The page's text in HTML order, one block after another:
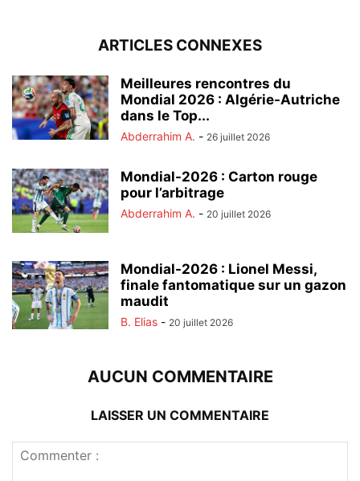
ARTICLES CONNEXES
Meilleures rencontres du
Mondial 2026 : Algérie-Autriche
dans le Top...
Abderrahim A. - 26 juillet 2026
Mondial-2026 : Carton rouge
pour l’arbitrage
Abderrahim A. - 20 juillet 2026
Mondial-2026 : Lionel Messi,
finale fantomatique sur un gazon
maudit
B. Elias - 20 juillet 2026
AUCUN COMMENTAIRE
LAISSER UN COMMENTAIRE